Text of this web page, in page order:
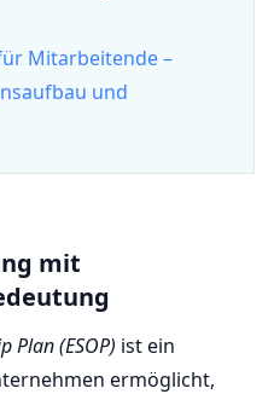
Mitarbeitende –
und
mit
Plan (ESOP) ist ein
ermöglicht,